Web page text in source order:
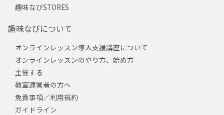
趣味なびSTORES
趣味なびについて
オンラインレッスン導入支援講座について
オンラインレッスンのやり方、始め方
主催する
教室運営者の方へ
免責事項／利用規約
ガイドライン